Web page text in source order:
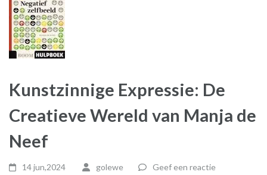
Kunstzinnige Expressie: De
Creatieve Wereld van Manja de
Neef
14 jun,2024 golewe Geef een reactie